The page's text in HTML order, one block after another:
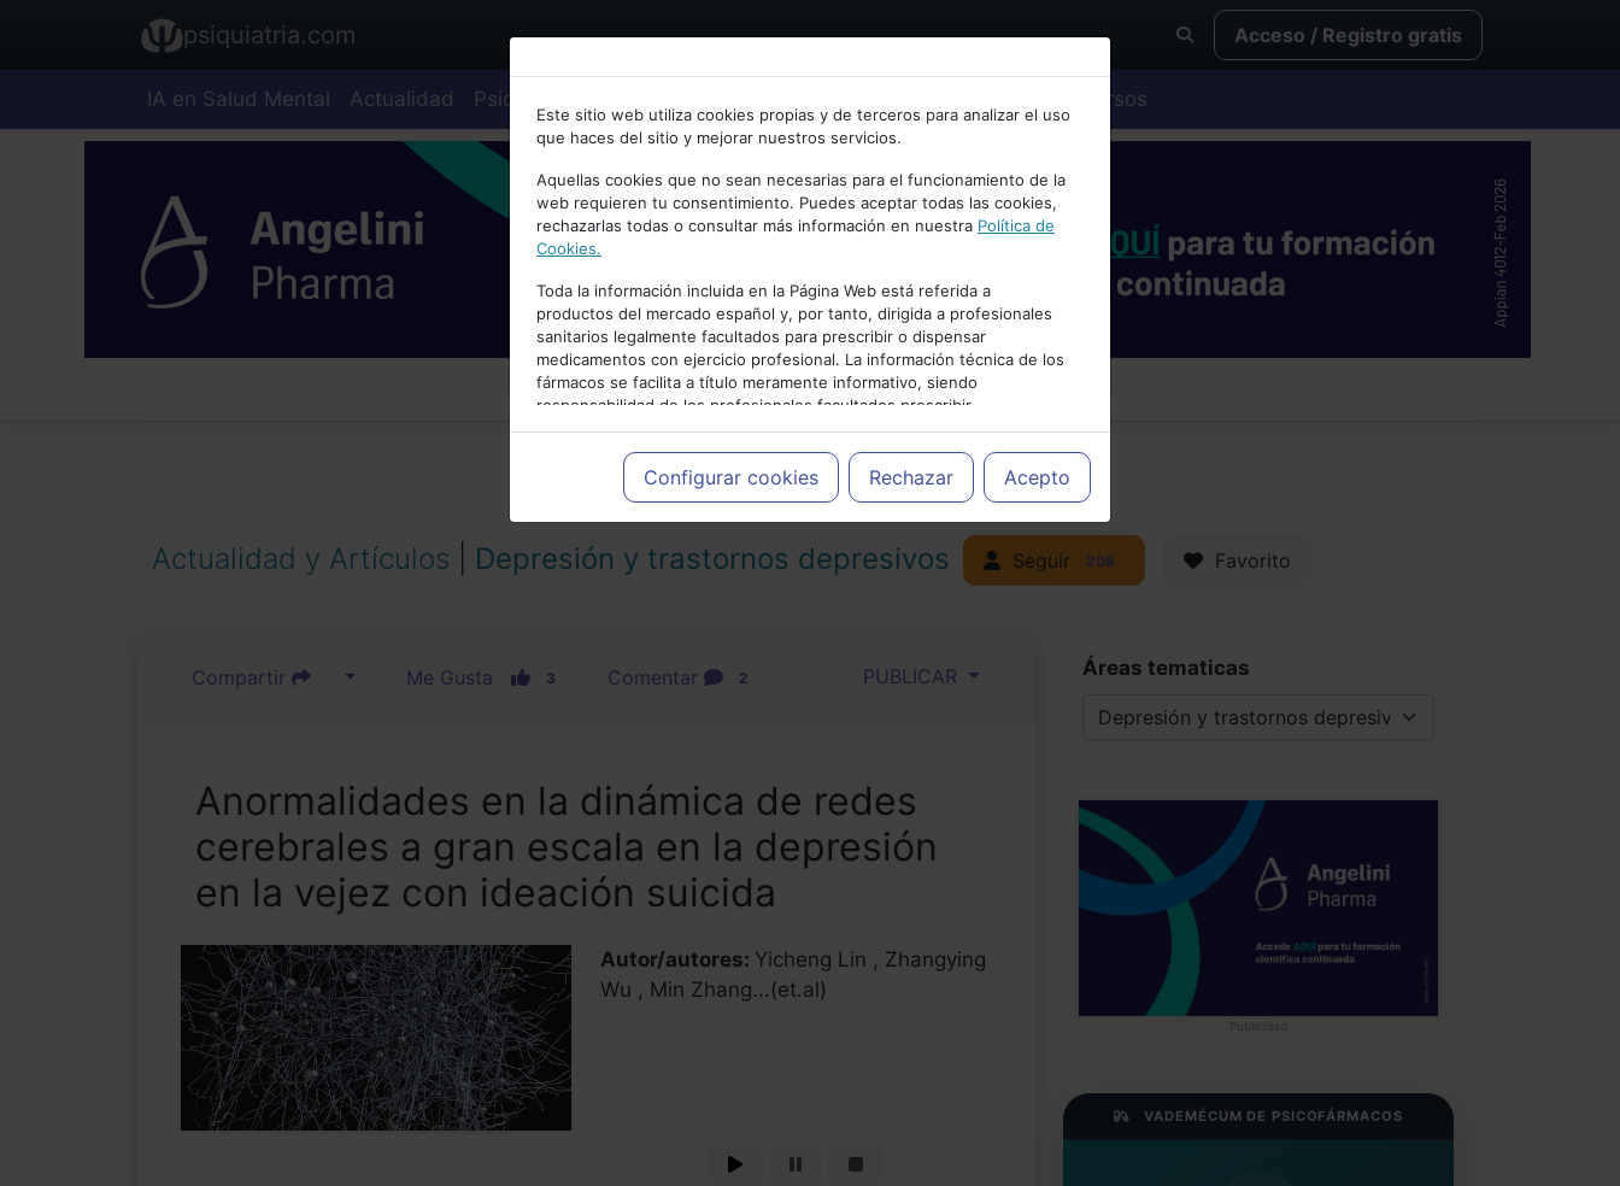
Bienvenid@ a psiquiatria.com
Escribe tu Email
Accede o regístrate con tu email.
Cancelar
psiquiatria.com Acceso / Registro gratis
IA en Salud Mental Actualidad Psiquiatría Cursos
Este sitio web utiliza cookies propias y de terceros para analizar el uso
que haces del sitio y mejorar nuestros servicios.
Aquellas cookies que no sean necesarias para el funcionamiento de la
web requieren tu consentimiento. Puedes aceptar todas las cookies,
rechazarlas todas o consultar más información en nuestra Política de
Cookies.
Toda la información incluida en la Página Web está referida a
productos del mercado español y, por tanto, dirigida a profesionales
sanitarios legalmente facultados para prescribir o dispensar
medicamentos con ejercicio profesional. La información técnica de los
fármacos se facilita a título meramente informativo, siendo
responsabilidad de los profesionales facultados prescribir
medicamentos y decidir, en cada caso concreto, el tratamiento más
adecuado a las necesidades del paciente.
Configurar cookies Rechazar Acepto
PUBLICIDAD
Actualidad y Artículos Depresión y trastornos depresivos Seguir 208 Favorito
Compartir Me Gusta 3 Comentar 2 PUBLICAR
Anormalidades en la dinámica de redes
cerebrales a gran escala en la depresión
en la vejez con ideación suicida
Autor/autores: Yicheng Lin , Zhangying
Wu , Min Zhang...(et.al)
Áreas tematicas
Publicidad
VADEMÉCUM DE PSICOFÁRMACOS